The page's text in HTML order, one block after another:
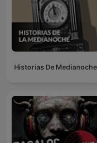
Historias De Medianoche